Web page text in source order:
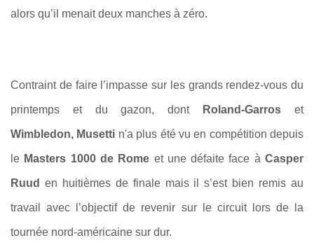
alors qu’il menait deux manches à zéro.
Contraint de faire l’impasse sur les grands rendez-vous du
printemps et du gazon, dont Roland-Garroset
Wimbledon, Musetti n'a plus été vu en compétition depuis
le Masters 1000 de Rome et une défaite face àCasper
Ruud en huitièmes de finale mais il s’est bien remis au
travail avec l’objectif de revenir sur le circuit lors de la
tournée nord-américaine sur dur.